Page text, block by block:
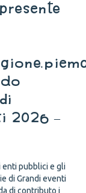
2026 –
pubblici e gli
di Grandi eventi
di contributo i